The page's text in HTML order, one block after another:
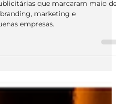
que marcaram maio
empresas.